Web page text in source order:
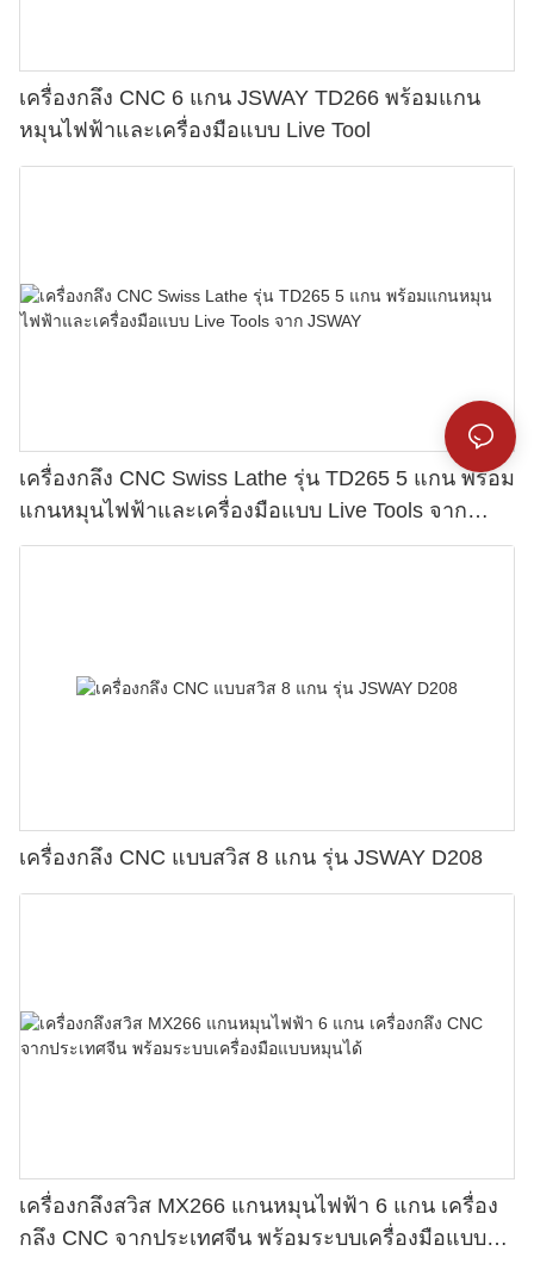
เครื่องกลึง CNC 6 แกน JSWAY TD266 พร้อมแกน
หมุนไฟฟ้าและเครื่องมือแบบ Live Tool
เครื่องกลึง CNC Swiss Lathe รุ่น TD265 5 แกน พร้อม
แกนหมุนไฟฟ้าและเครื่องมือแบบ Live Tools จาก
JSWAY
เครื่องกลึง CNC แบบสวิส 8 แกน รุ่น JSWAY D208
เครื่องกลึงสวิส MX266 แกนหมุนไฟฟ้า 6 แกน เครื่อง
กลึง CNC จากประเทศจีน พร้อมระบบเครื่องมือแบบ